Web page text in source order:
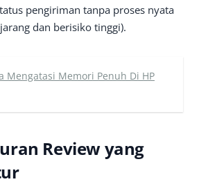
pengiriman tanpa proses nyata
dan berisiko tinggi).
Mengatasi Memori Penuh Di HP
Review yang